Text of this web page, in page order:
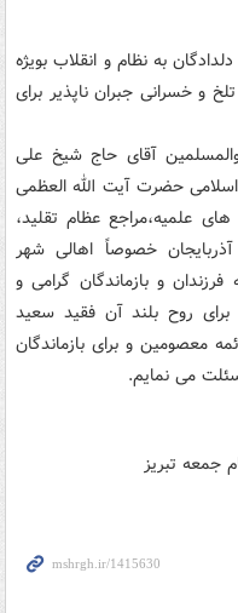
به نظام و انقلاب بویژه
و خسرانی جبران ناپذیر برای
آقای حاج شیخ علی
حضرت آیت الله العظمی
علمیه،مراجع عظام تقلید،
خصوصاً اهالی شهر
و بازماندگان گرامی و
روح بلند آن فقید سعید
معصومین و برای بازماندگان
می نمایم.
جمعه تبریز